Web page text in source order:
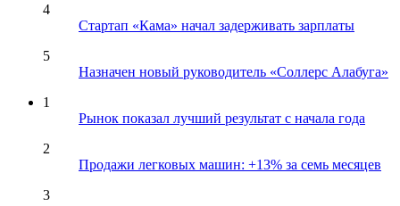
4
Стартап «Кама» начал задерживать зарплаты
5
Назначен новый руководитель «Соллерс Алабуга»
1
Рынок показал лучший результат с начала года
2
Продажи легковых машин: +13% за семь месяцев
3